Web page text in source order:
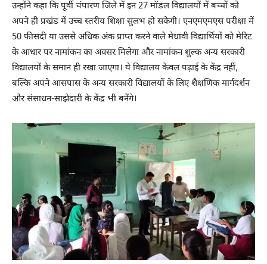
उन्होंने कहा कि पूर्वी चंपारण जिले में इन 27 मॉडल विद्यालयों में बच्चों को
अपने ही प्रखंड में उच्च स्तरीय शिक्षा सुलभ हो सकेगी। एनएमएमएस परीक्षा में
50 फीसदी या उससे अधिक अंक प्राप्त करने वाले मेधावी विद्यार्थियों को मेरिट
के आधार पर नामांकन का अवसर मिलेगा और नामांकन शुल्क अन्य सरकारी
विद्यालयों के समान ही रखा जाएगा। ये विद्यालय केवल पढ़ाई के केंद्र नहीं,
बल्कि अपने आसपास के अन्य सरकारी विद्यालयों के लिए शैक्षणिक मार्गदर्शन
और संसाधन-साझेदारी के केंद्र भी बनेंगे।